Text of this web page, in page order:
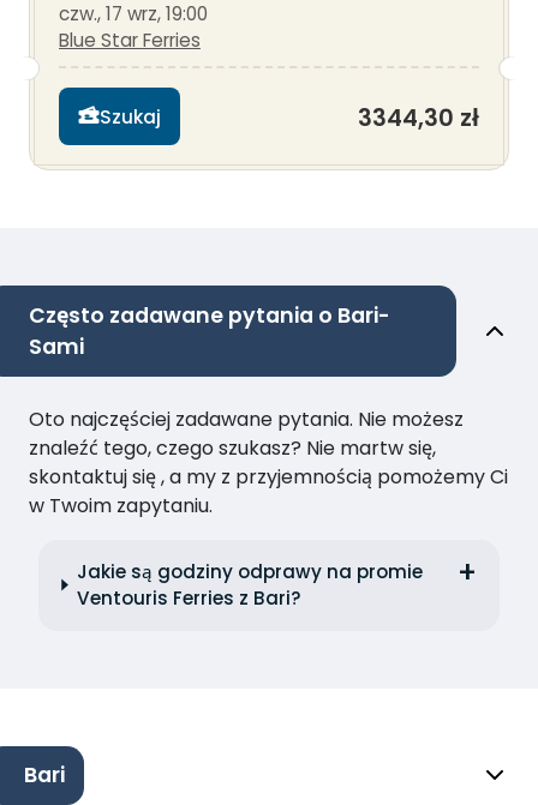
czw., 17 wrz, 19:00
Blue Star Ferries
Szukaj 3344,30 zł
Często zadawane pytania o Bari-
Sami
Oto najczęściej zadawane pytania. Nie możesz
znaleźć tego, czego szukasz? Nie martw się,
skontaktuj się , a my z przyjemnością pomożemy Ci
w Twoim zapytaniu.
Jakie są godziny odprawy na promie
Ventouris Ferries z Bari?
Bari